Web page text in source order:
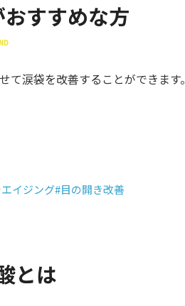
すすめな方
涙袋を改善することができます。
イジング#目の開き改善
とは